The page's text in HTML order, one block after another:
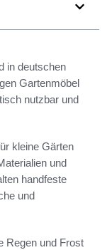
in deutschen
Gartenmöbel
nutzbar und
kleine Gärten
und
handfeste
und
Regen und Frost